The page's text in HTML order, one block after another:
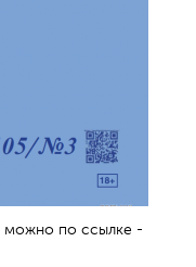
можно по ссылке -
Обратная